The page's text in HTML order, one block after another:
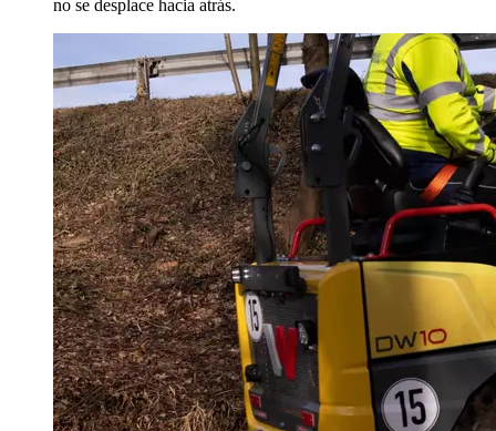
no se desplace hacia atrás.